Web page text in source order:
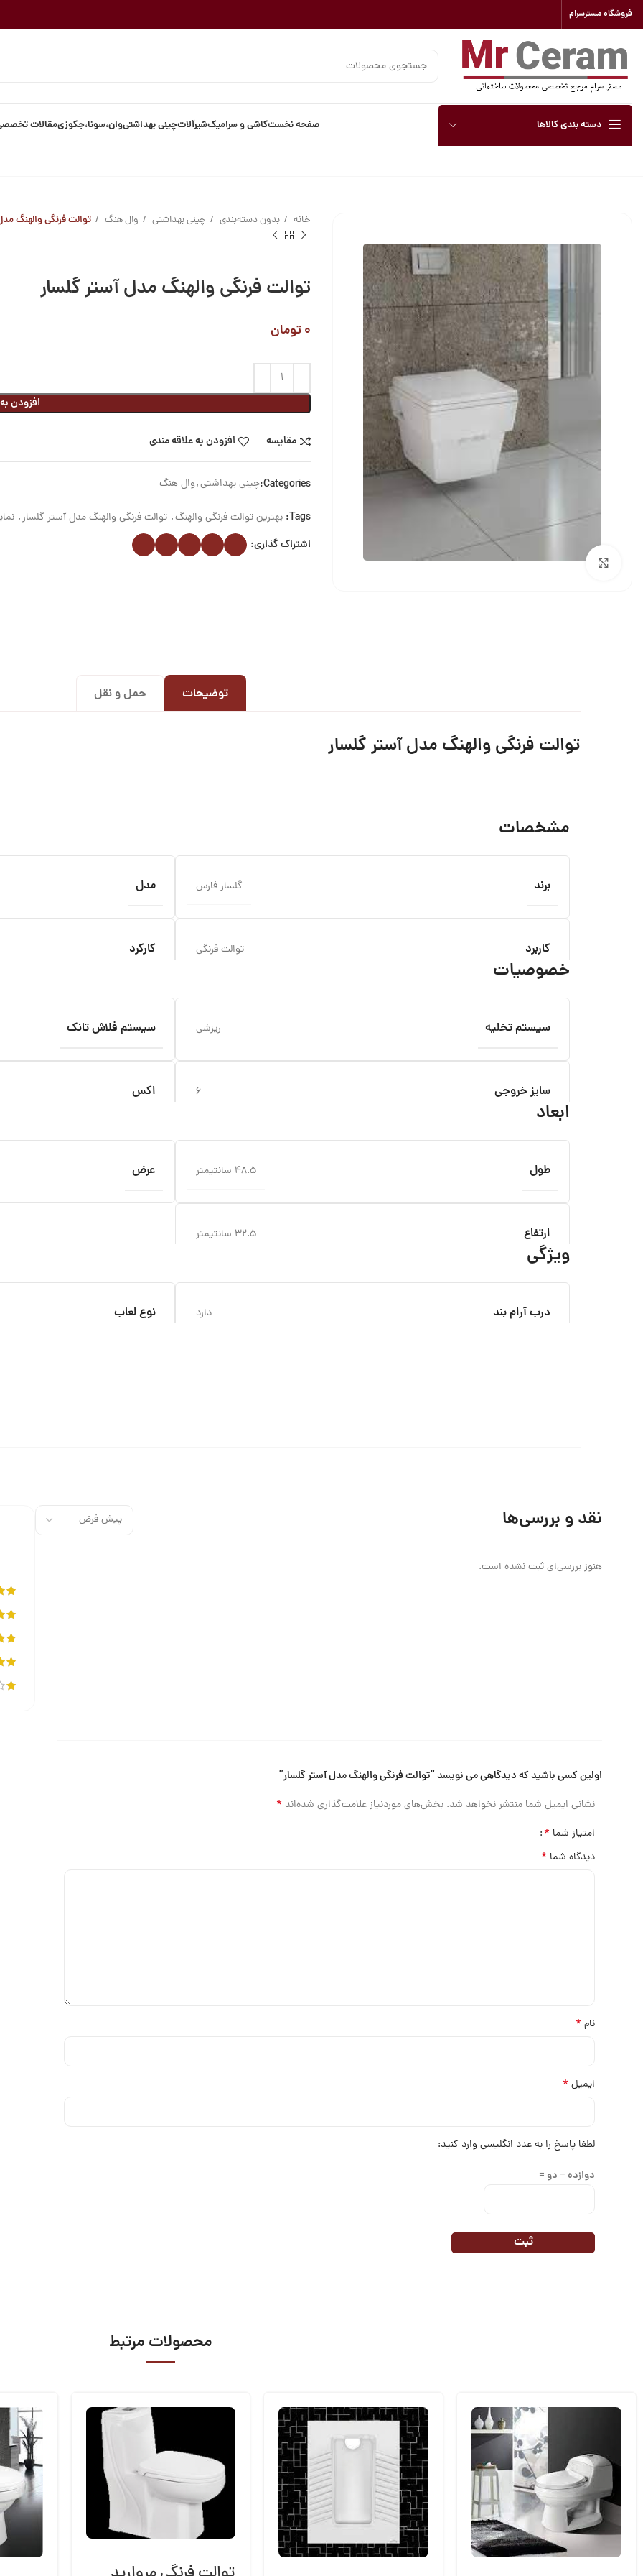
فروشگاه مسترسرام
دسته بندی کالاها صفحه نخستکاشی و سرامیکشیرآلاتچینی بهداشتیوان،سونا،جکوزیمقالات
بزرگنمایی تصویر
خانه بدون دسته‌بندی چینی بهداشتی وال هنگ توالت فرنگی والهنگ
توالت فرنگی والهنگ مدل آستر گلسار
۰تومان
افزودن
مقایسه افزودن به علاقه مندی
Categories: چینی بهداشتی,وال هنگ
Tags: بهترین توالت فرنگی والهنگ, توالت فرنگی والهنگ مدل آستر گلسار,
اشتراک گذاری:
توضیحات حمل و نقل
توالت فرنگی والهنگ مدل آستر گلسار
مشخصات
برند گلسار فارس مدل
کاربرد توالت فرنگی کارکرد
خصوصیات
سیستم تخلیه ریزشی سیستم فلاش تانک
سایز خروجی ۶ اکس
ابعاد
طول ۴۸.۵ سانتیمتر عرض
ارتفاع ۳۲.۵ سانتیمتر
ویژگی
درب آرام بند دارد نوع لعاب
نقد و بررسی‌ها
هنوز بررسی‌ای ثبت نشده است.
اولین کسی باشید که دیدگاهی می نویسد “توالت فرنگی والهنگ مدل آستر گلسار”
نشانی ایمیل شما منتشر نخواهد شد. بخش‌های موردنیاز علامت‌گذاری شده‌اند *
امتیاز شما *
دیدگاه شما *
نام *
ایمیل *
لطفا پاسخ را به عدد انگلیسی وارد کنید:
دوازده − دو =
محصولات مرتبط